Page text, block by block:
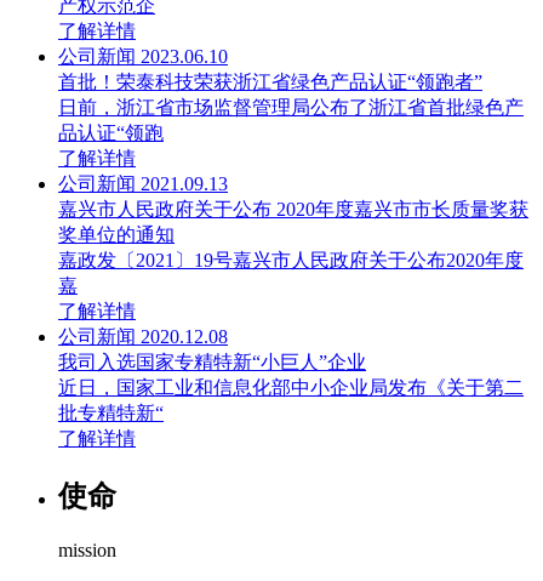
产权示范企
了解详情
公司新闻 2023.06.10
首批！荣泰科技荣获浙江省绿色产品认证“领跑者”
日前，浙江省市场监督管理局公布了浙江省首批绿色产
品认证“领跑
了解详情
公司新闻 2021.09.13
嘉兴市人民政府关于公布 2020年度嘉兴市市长质量奖获
奖单位的通知
嘉政发〔2021〕19号嘉兴市人民政府关于公布2020年度
嘉
了解详情
公司新闻 2020.12.08
我司入选国家专精特新“小巨人”企业
近日，国家工业和信息化部中小企业局发布《关于第二
批专精特新“
了解详情
使命
mission